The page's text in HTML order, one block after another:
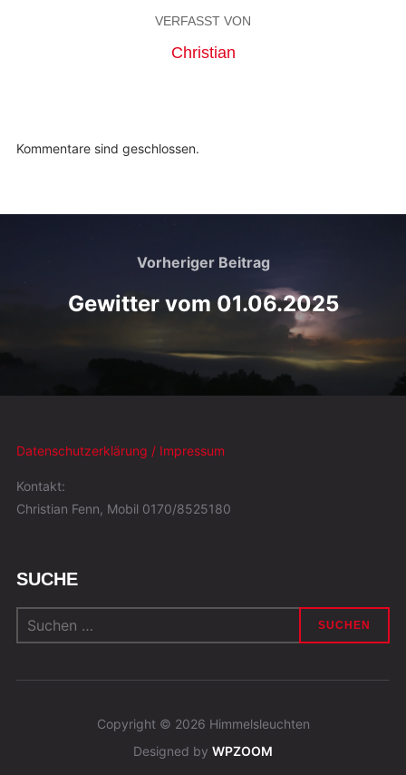
VERFASST VON
Christian
Kommentare sind geschlossen.
Vorheriger Beitrag
Gewitter vom 01.06.2025
Datenschutzerklärung / Impressum
Kontakt:
Christian Fenn, Mobil 0170/8525180
SUCHE
Suchen
nach:
Copyright © 2026 Himmelsleuchten
Designed by WPZOOM